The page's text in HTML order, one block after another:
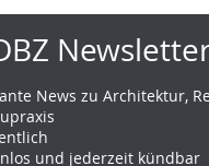
News zu Architektur,
und jederzeit kündbar